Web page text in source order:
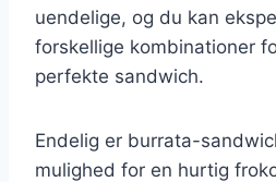
uendelige, og du kan
forskellige kombinationer
perfekte sandwich.
Endelig er burrata-
mulighed for en hurtig